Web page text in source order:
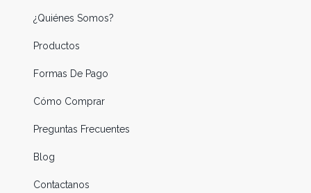
¿Quiénes Somos?
Productos
Formas De Pago
Cómo Comprar
Preguntas Frecuentes
Blog
Contactanos